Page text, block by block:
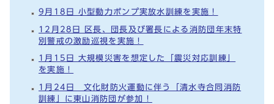
9月18日 小型動力ポンプ実放水訓練を実施！
12月28日 区長、団長及び署長による消防団年末特
別警戒の激励巡視を実施！
1月15日 大規模災害を想定した「震災対応訓練」
を実施！
1月24日 文化財防火運動に伴う「清水寺合同消防
訓練」に東山消防団が参加！